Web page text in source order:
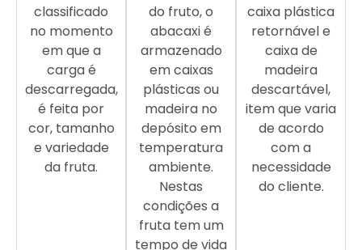
classificado
no momento
em que a
carga é
descarregada,
é feita por
cor, tamanho
e variedade
da fruta.
do fruto, o
abacaxi é
armazenado
em caixas
plásticas ou
madeira no
depósito em
temperatura
ambiente.
Nestas
condições a
fruta tem um
tempo de vida
caixa plástica
retornável e
caixa de
madeira
descartável,
item que varia
de acordo
com a
necessidade
do cliente.